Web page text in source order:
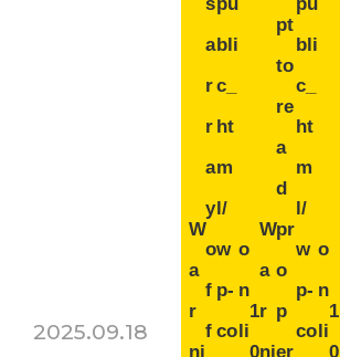
2025.09.18
W
a
r
ni
s
a
r
r
a
y
o
f
f
pu
bli
c_
ht
m
l/
w
p-
co
o
n
li
1
0
W
a
r
ni
pt
to
re
a
d
pr
o
p
er
pu
bli
c_
ht
m
l/
w
p-
co
o
n
li
1
0